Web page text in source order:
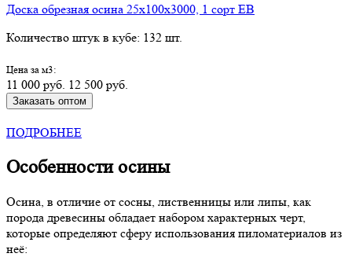
Доска обрезная осина 25х100х3000, 1 сорт ЕВ
Количество штук в кубе: 132 шт.
Цена за м3:
11 000 руб. 12 500 руб.
Заказать оптом
ПОДРОБНЕЕ
Особенности осины
Осина, в отличие от сосны, лиственницы или липы, как
порода древесины обладает набором характерных черт,
которые определяют сферу использования пиломатериалов из
неё: